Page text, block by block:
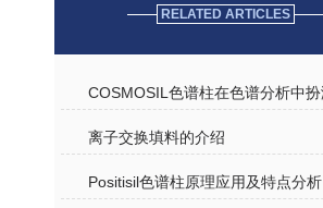
RELATED ARTICLES
离子交换填料的介绍
Positisil色谱柱原理应用及特点分析